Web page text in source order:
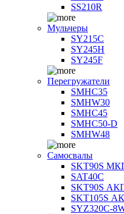
SS210R
Мульчеры
SY215C
SY245H
SY245F
Перегружатели
SMHC35
SMHW30
SMHC45
SMHC50-D
SMHW48
Самосвалы
SKT90S
SAT40C
SKT90S
SKT105S
SYZ320C-